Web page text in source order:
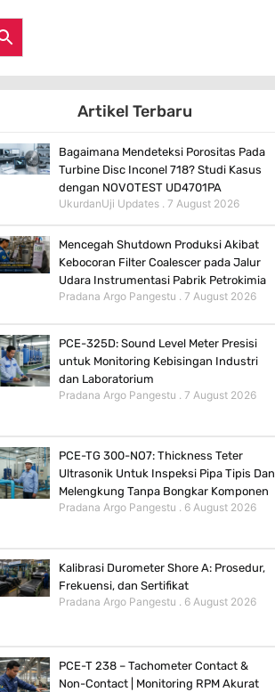
Artikel Terbaru
Bagaimana Mendeteksi Porositas Pada
Turbine Disc Inconel 718? Studi Kasus
dengan NOVOTEST UD4701PA
UkurdanUji Updates 7 August 2026
Mencegah Shutdown Produksi Akibat
Kebocoran Filter Coalescer pada Jalur
Udara Instrumentasi Pabrik Petrokimia
Pradana Argo Pangestu
7 August 2026
PCE-325D: Sound Level Meter Presisi
untuk Monitoring Kebisingan Industri
dan Laboratorium
Pradana Argo Pangestu
7 August 2026
PCE-TG 300-NO7: Thickness Teter
Ultrasonik Untuk Inspeksi Pipa Tipis Dan
Melengkung Tanpa Bongkar Komponen
Pradana Argo Pangestu
6 August 2026
Kalibrasi Durometer Shore A: Prosedur,
Frekuensi, dan Sertifikat
Pradana Argo Pangestu
6 August 2026
PCE-T 238 – Tachometer Contact &
Non-Contact | Monitoring RPM Akurat